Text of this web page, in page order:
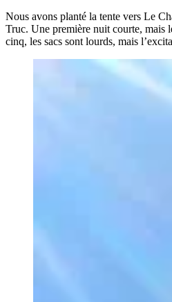
Nous avons planté la tente vers Le
Truc. Une première nuit courte, mais
cinq, les sacs sont lourds, mais